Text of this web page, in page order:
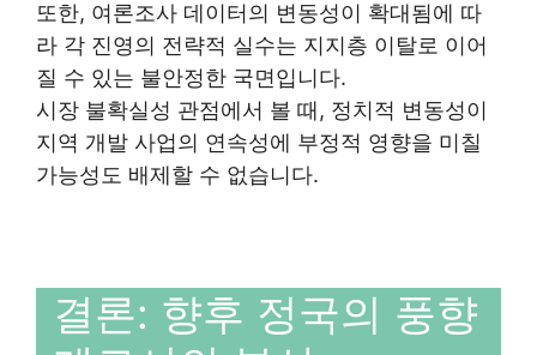
또한, 여론조사 데이터의 변동성이 확대됨에 따
라 각 진영의 전략적 실수는 지지층 이탈로 이어
질 수 있는 불안정한 국면입니다.
시장 불확실성 관점에서 볼 때, 정치적 변동성이
지역 개발 사업의 연속성에 부정적 영향을 미칠
가능성도 배제할 수 없습니다.
결론: 향후 정국의 풍향